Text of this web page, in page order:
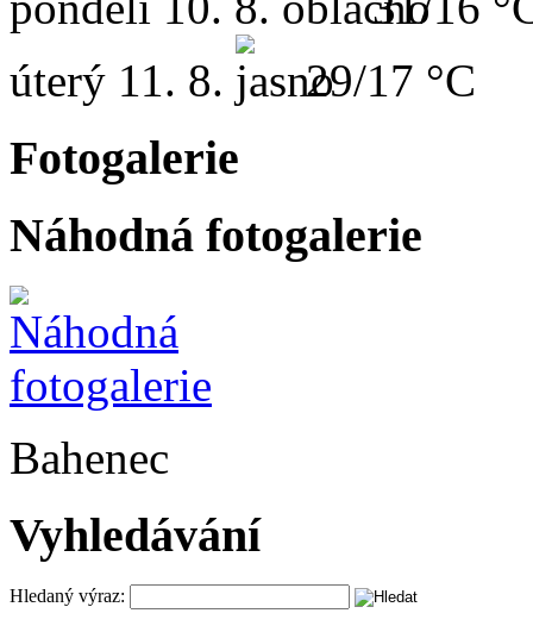
úterý 11. 8. 29/17 °C
Fotogalerie
Náhodná fotogalerie
Bahenec
Vyhledávání
Hledaný výraz: